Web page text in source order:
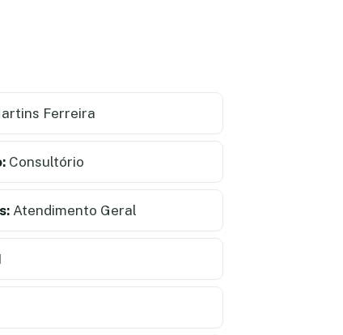
Ferreira
Consultório
Atendimento Geral